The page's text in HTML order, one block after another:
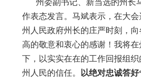
州委副书记、新当选的州长
作表态发言。马斌表示，在大会
州人民政府州长的庄严时刻，
高的敬意和衷心的感谢！我将
下，以实实在在的工作回报组
州人民的信任。 以绝对忠诚答好